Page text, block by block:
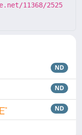
11368/2525
ND
ND
ND